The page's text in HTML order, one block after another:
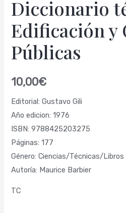
Diccionario
Edificación y
Públicas
10,00€
Editorial: Gustavo Gili
Año edicion: 1976
ISBN: 9788425203275
Páginas: 177
Género: Ciencias/Técnicas/
Autoría: Maurice Barbier
TC